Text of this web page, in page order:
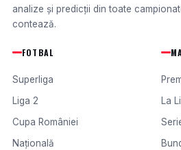
analize și predicții din toate
contează.
FOTBAL
Superliga
Liga 2
Cupa României
Națională
La